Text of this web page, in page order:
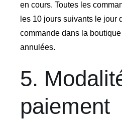
en cours. Toutes les
les 10 jours suivants le jour
commande dans la
annulées.
5.
paiement